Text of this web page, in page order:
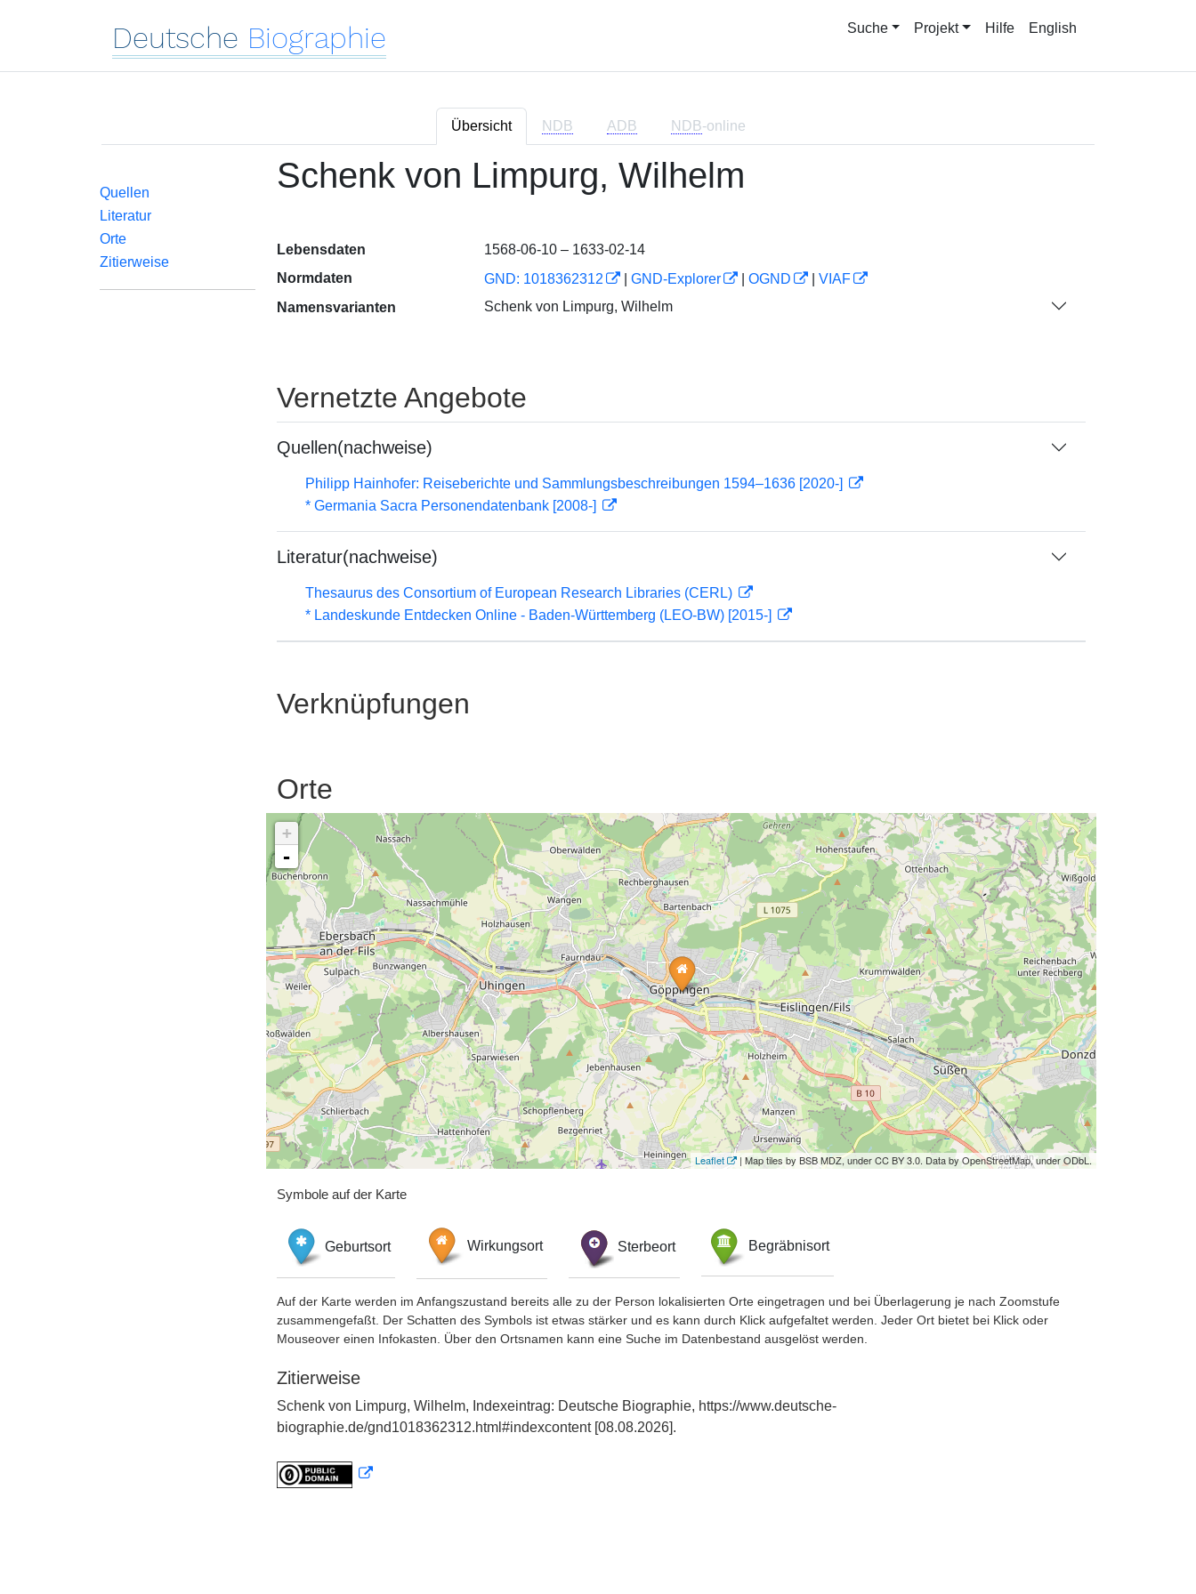
Deutsche Biographie Suche Projekt Hilfe English
Übersicht NDB ADB NDB-online
Quellen
Literatur
Orte
Zitierweise
Schenk von Limpurg, Wilhelm
Lebensdaten
1568-06-10 – 1633-02-14
Normdaten
GND: 1018362312 GND-Explorer OGND
VIAF
Namensvarianten
Schenk von Limpurg, Wilhelm
Vernetzte Angebote
Quellen(nachweise)
Philipp Hainhofer: Reiseberichte und Sammlungsbeschreibungen 1594–1636 [2020-]
* Germania Sacra Personendatenbank [2008-]
Literatur(nachweise)
Thesaurus des Consortium of European Research Libraries (CERL)
* Landeskunde Entdecken Online - Baden-Württemberg (LEO-BW) [2015-]
Verknüpfungen
Orte
+
-
Leaflet | Map tiles by BSB MDZ, under CC BY 3.0. Data by OpenStreetMap, under ODbL.
Symbole auf der Karte
Geburtsort Wirkungsort Sterbeort Begräbnisort
Auf der Karte werden im Anfangszustand bereits alle zu der Person lokalisierten Orte eingetragen und bei Überlagerung je nach Zoomstufe
zusammengefaßt. Der Schatten des Symbols ist etwas stärker und es kann durch Klick aufgefaltet werden. Jeder Ort bietet bei Klick oder
Mouseover einen Infokasten. Über den Ortsnamen kann eine Suche im Datenbestand ausgelöst werden.
Zitierweise
Schenk von Limpurg, Wilhelm, Indexeintrag: Deutsche Biographie, https://www.deutsche-
biographie.de/gnd1018362312.html#indexcontent [08.08.2026].